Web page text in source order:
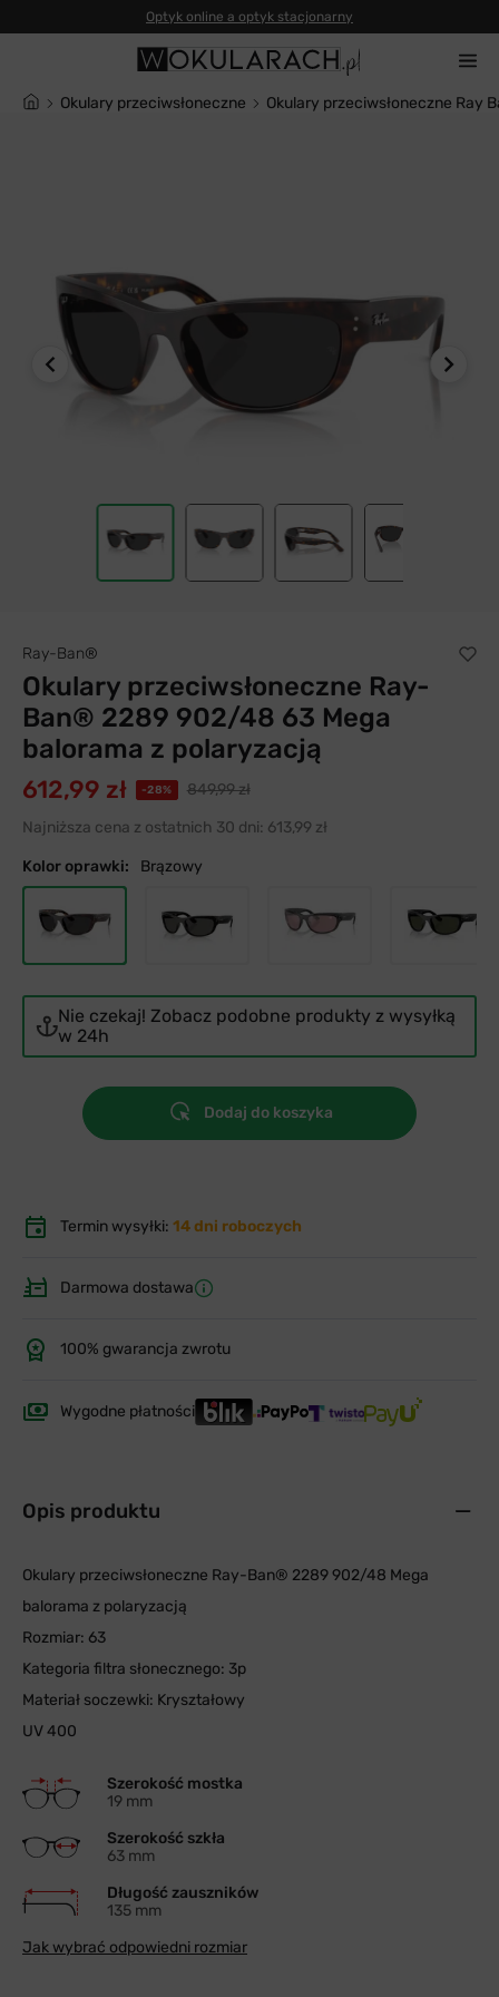
Okulary przeciwsłoneczne Okulary przeciwsłoneczne
Ray-Ban®
Okulary przeciwsłoneczne Ray-
Ban® 2289 902/48 63 Mega
balorama z polaryzacją
612,99 zł -28%
849,99 zł
Najniższa cena z ostatnich 30 dni: 613,99 zł
Kolor oprawki: Brązowy
Nie czekaj! Zobacz podobne produkty z wysyłką
w 24h
Dodaj do koszyka
Termin wysyłki: 14 dni roboczych
Darmowa dostawa
100% gwarancja zwrotu
Wygodne płatności
Opis produktu
Okulary przeciwsłoneczne Ray-Ban® 2289 902/48 Mega
balorama z polaryzacją
Rozmiar: 63
Kategoria filtra słonecznego: 3p
Materiał soczewki: Kryształowy
UV 400
Szerokość mostka
19 mm
Szerokość szkła
63 mm
Długość zauszników
135 mm
Jak wybrać odpowiedni rozmiar